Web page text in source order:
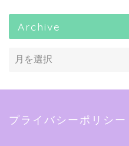
Archive
プライバシーポリシー